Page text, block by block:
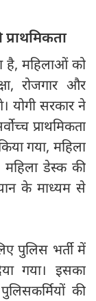
है, महिलाओं को
रोजगार और
योगी सरकार ने
प्राथमिकता
गया, महिला
डेस्क की
के माध्यम से
पुलिस भर्ती में
गया। इसका
की